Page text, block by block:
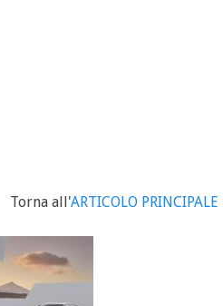
Torna all'ARTICOLO PRINCIPALE